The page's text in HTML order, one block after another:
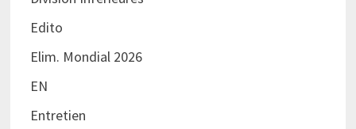
Edito
Elim. Mondial 2026
EN
Entretien